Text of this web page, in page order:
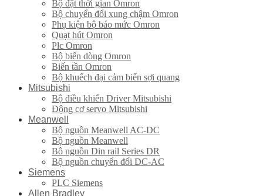
Bộ đặt thời gian Omron
Bộ chuyển đổi xung chậm Omron
Phụ kiện bộ báo mức Omron
Quạt hút Omron
Plc Omron
Bộ biến dòng Omron
Biến tần Omron
Bộ khuếch đại cảm biến sợi quang
Mitsubishi
Bộ điều khiển Driver Mitsubishi
Động cơ servo Mitsubishi
Meanwell
Bộ nguồn Meanwell AC-DC
Bộ nguồn Meanwell
Bô nguồn Din rail Series DR
Bộ nguồn chuyển đổi DC-AC
Siemens
PLC Siemens
Allen Bradley